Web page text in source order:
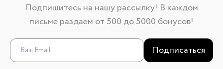
Подпишитесь на нашу рассылку! В каждом
письме раздаем от 500 до 5000 бонусов!
Подписаться